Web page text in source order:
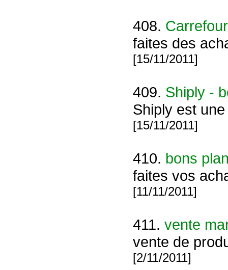
408.
faites des
[15/11/2011]
409. Shiply -
Shiply est
[15/11/2011]
410. bons
faites vos
[11/11/2011]
411. vente
vente de
[2/11/2011]